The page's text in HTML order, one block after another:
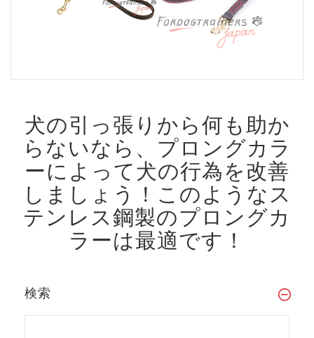
犬の引っ張りから何も助か
らないなら、プロングカラ
ーによって犬の行為を改善
しましょう！ このようなス
テンレス鋼製のプロングカ
ラーは最適です！
検索